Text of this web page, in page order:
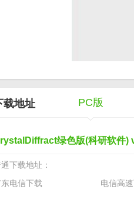
载地址 PC版
绿色版(科研软件)
下载地址：
东电信下载
电信高